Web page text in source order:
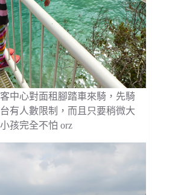
中心對面租腳踏車來騎，先騎
有人數限制，而且只要稍微大
孩完全不怕 orz